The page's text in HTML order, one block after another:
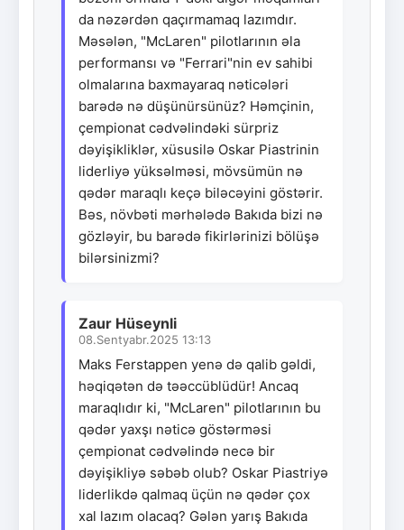
da nəzərdən qaçırmamaq lazımdır.
Məsələn, "McLaren" pilotlarının əla
performansı və "Ferrari"nin ev sahibi
olmalarına baxmayaraq nəticələri
barədə nə düşünürsünüz? Həmçinin,
çempionat cədvəlindəki sürpriz
dəyişikliklər, xüsusilə Oskar Piastrinin
liderliyə yüksəlməsi, mövsümün nə
qədər maraqlı keçə biləcəyini göstərir.
Bəs, növbəti mərhələdə Bakıda bizi nə
gözləyir, bu barədə fikirlərinizi bölüşə
bilərsinizmi?
Zaur Hüseynli
08.Sentyabr.2025 13:13
Maks Ferstappen yenə də qalib gəldi,
həqiqətən də təəccüblüdür! Ancaq
maraqlıdır ki, "McLaren" pilotlarının bu
qədər yaxşı nəticə göstərməsi
çempionat cədvəlində necə bir
dəyişikliyə səbəb olub? Oskar Piastriyə
liderlikdə qalmaq üçün nə qədər çox
xal lazım olacaq? Gələn yarış Bakıda